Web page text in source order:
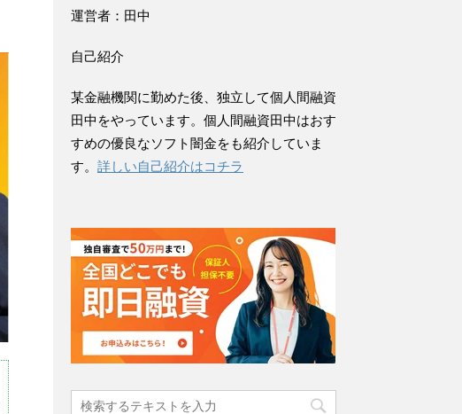
運営者：田中
自己紹介
某金融機関に勤めた後、独立して個人間融資
田中をやっています。個人間融資田中はおす
すめの優良なソフト闇金をも紹介していま
す。 詳しい自己紹介はコチラ